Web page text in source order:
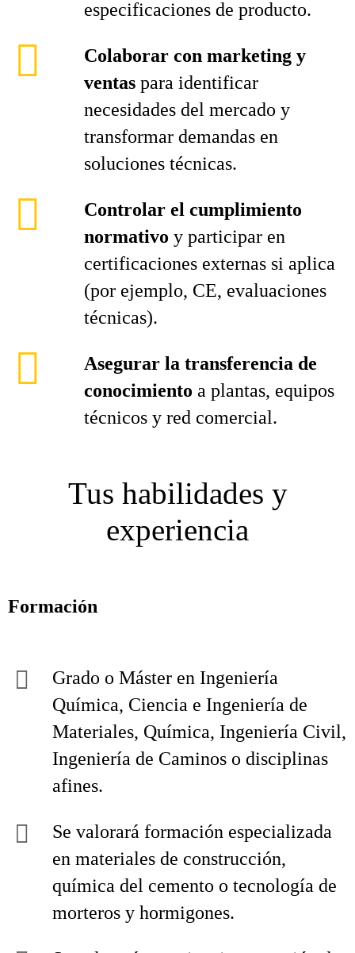
especificaciones de producto.
Colaborar con marketing y
ventas para identificar
necesidades del mercado y
transformar demandas en
soluciones técnicas.
Controlar el cumplimiento
normativo y participar en
certificaciones externas si aplica
(por ejemplo, CE, evaluaciones
técnicas).
Asegurar la transferencia de
conocimiento a plantas, equipos
técnicos y red comercial.
Tus habilidades y
experiencia
Formación
Grado o Máster en Ingeniería
Química, Ciencia e Ingeniería de
Materiales, Química, Ingeniería Civil,
Ingeniería de Caminos o disciplinas
afines.
Se valorará formación especializada
en materiales de construcción,
química del cemento o tecnología de
morteros y hormigones.